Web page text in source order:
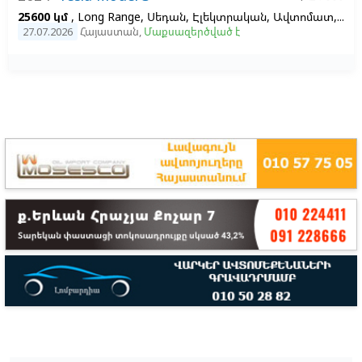
25600 կմ , Long Range, Սեդան, Էլեկտրական, Ավտոմատ, 70, 1, Ձախ
27.07.2026 Հայաստան, Մաքսազերծված է